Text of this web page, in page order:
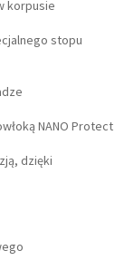
korpusie
stopu
NANO Protect
dzięki